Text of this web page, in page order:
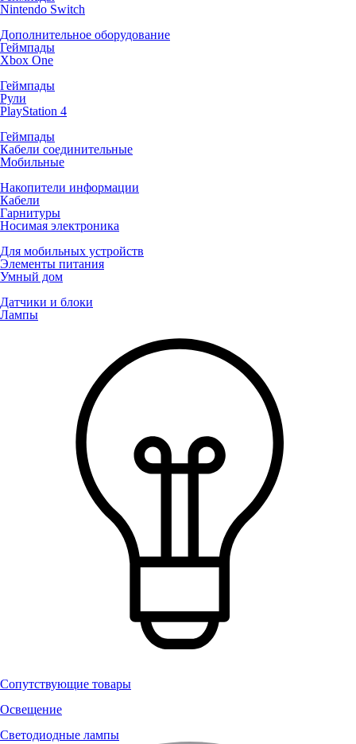
Nintendo Switch
Дополнительное оборудование
Геймпады
Xbox One
Геймпады
Рули
PlayStation 4
Геймпады
Кабели соединительные
Мобильные
Накопители информации
Кабели
Гарнитуры
Носимая электроника
Для мобильных устройств
Элементы питания
Умный дом
Датчики и блоки
Лампы
Сопутствующие товары
Освещение
Светодиодные лампы